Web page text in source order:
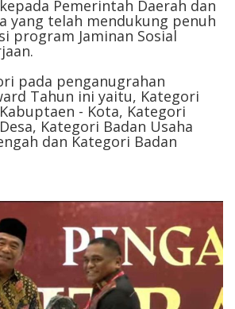
Pemerintah Daerah dan
yang telah mendukung penuh
program Jaminan Sosial
pada penganugrahan
Tahun ini yaitu, Kategori
- Kota, Kategori
Kategori Badan Usaha
dan Kategori Badan